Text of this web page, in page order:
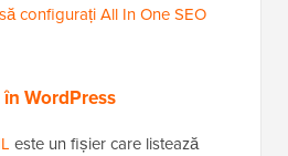
configurați All In One SEO
WordPress
este un fișier care listează